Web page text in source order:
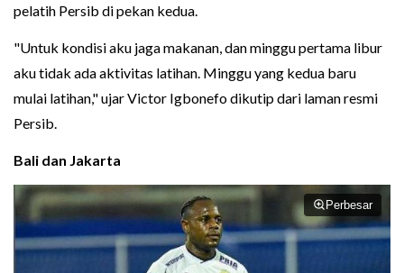
pelatih Persib di pekan kedua.
"Untuk kondisi aku jaga makanan, dan minggu pertama libur
aku tidak ada aktivitas latihan. Minggu yang kedua baru
mulai latihan," ujar Victor Igbonefo dikutip dari laman resmi
Persib.
Bali dan Jakarta
Perbesar